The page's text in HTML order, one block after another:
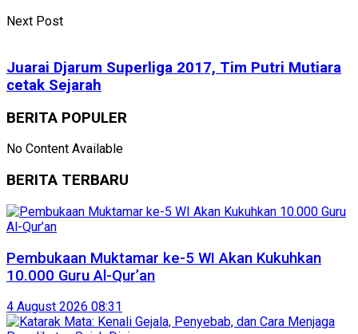
Next Post
Juarai Djarum Superliga 2017, Tim Putri Mutiara
cetak Sejarah
BERITA POPULER
No Content Available
BERITA TERBARU
Pembukaan Muktamar ke-5 WI Akan Kukuhkan
10.000 Guru Al-Qur’an
4 August 2026 08:31